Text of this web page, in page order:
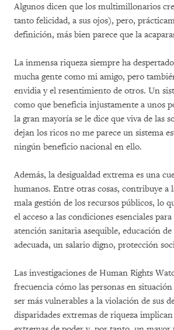
Algunos dicen que los multimillonarios
tanto felicidad, a sus ojos), pero,
definición, más bien parece que la
La inmensa riqueza siempre ha
mucha gente como mi amigo, pero
envidia y el resentimiento de otros. Un
como que beneficia injustamente a unos
la gran mayoría se le dice que viva de las
dejan los ricos no me parece un sistema
ningún beneficio nacional en ello.
Además, la desigualdad extrema es una
humanos. Entre otras cosas, contribuye a
mala gestión de los recursos públicos, lo
el acceso a las condiciones esenciales
atención sanitaria asequible, educación
adecuada, un salario digno, protección
Las investigaciones de Human Rights
frecuencia cómo las personas en
ser más vulnerables a la violación de sus
disparidades extremas de riqueza